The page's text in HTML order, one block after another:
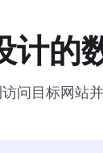
计的
问目标网站并